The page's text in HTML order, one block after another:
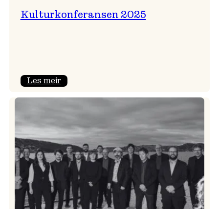
Kulturkonferansen 2025
Les meir: